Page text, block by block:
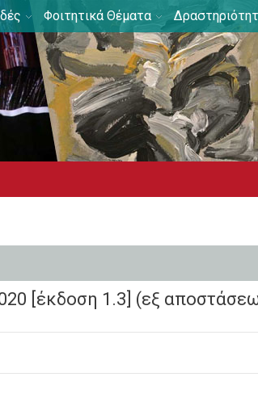
Φοιτητικά Θέματα
[έκδοση 1.3] (εξ